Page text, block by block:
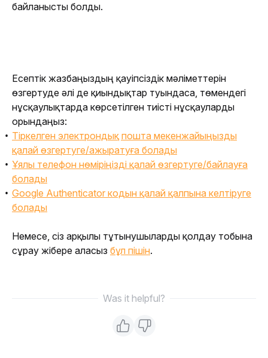
байланысты болды.
Есептік жазбаңыздың қауіпсіздік мәліметтерін
өзгертуде әлі де қиындықтар туындаса, төмендегі
нұсқаулықтарда көрсетілген тиісті нұсқауларды
орындаңыз:
Тіркелген электрондық пошта мекенжайыңызды
қалай өзгертуге/ажыратуға болады
Ұялы телефон нөміріңізді қалай өзгертуге/байлауға
болады
Google Authenticator кодын қалай қалпына келтіруге
болады
Немесе, сіз арқылы тұтынушыларды қолдау тобына
сұрау жібере аласыз бұл пішін.
Was it helpful?